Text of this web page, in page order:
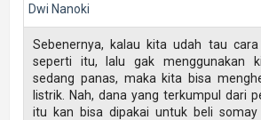
Dwi Nanoki
Sebenernya, kalau kita udah tau
seperti itu, lalu gak menggunakan
sedang panas, maka kita bisa
listrik. Nah, dana yang terkumpul dari
itu kan bisa dipakai untuk beli